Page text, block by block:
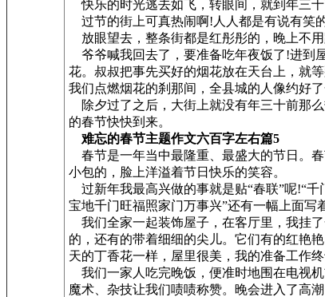
快乐的时光逃去如飞，转眼间，就到年三
过节的街上可真热闹啊!人人都是有说有笑
放眼望去，整条街都是红彤彤的，晚上不用
爷爷喊我回去了，要准备吃年夜饭了!进到
花。叔叔把事先买好的烟花放在天台上，就
我们点燃烟花的刹那间，全县城的人像约好
除夕过了之后，大街上就没有年三十前那
的春节快快到来。
难忘的春节主题作文六百字左右篇5
春节是一年当中最隆重、最盛大的节日。
小包的，脸上洋溢着节日快乐的笑容。
过新年我最高兴做的事就是贴“春联”呢!“
宝地千门旺福照家门万事兴”还有一幅上面写
我们全家一起装饰屋子，在客厅里，我挂
的，还有的带着细细的尖儿。它们有的红艳
天的丁香花一样，屋里很美，我的准备工作终
我们一家人吃完晚饭，便准时地围在电视
魔术、杂技让我们啧啧称赞。晚会进入了高